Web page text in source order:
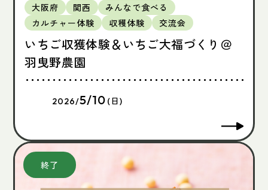
大阪府 関西
みんなで食べる
カルチャー体験
収穫体験 交流会
いちご収獲体験＆いちご大福づくり＠
羽曳野農園
2026/5/10 (日)